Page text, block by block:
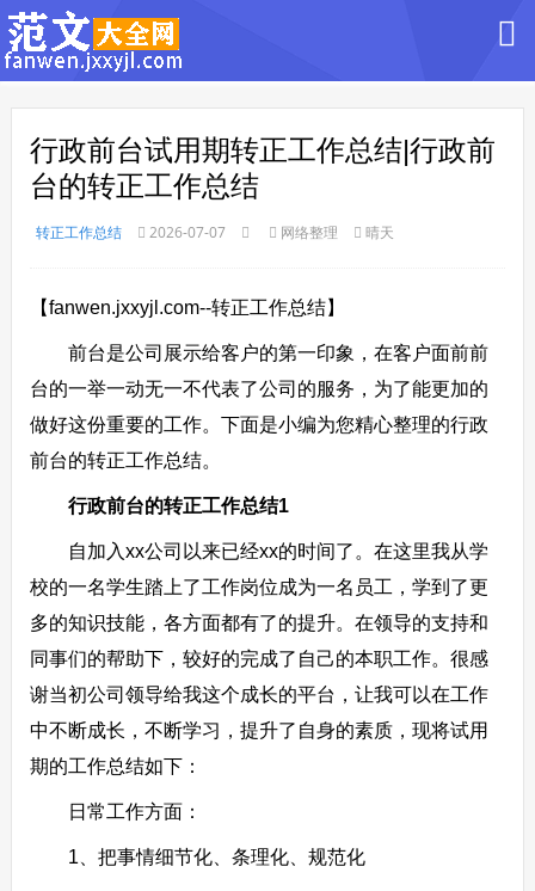
行政前台试用期转正工作总结|行政前
台的转正工作总结
转正工作总结 2026-07-07 网络整理 晴天
【fanwen.jxxyjl.com--转正工作总结】
前台是公司展示给客户的第一印象，在客户面前前
台的一举一动无一不代表了公司的服务，为了能更加的
做好这份重要的工作。下面是小编为您精心整理的行政
前台的转正工作总结。
行政前台的转正工作总结1
自加入xx公司以来已经xx的时间了。在这里我从学
校的一名学生踏上了工作岗位成为一名员工，学到了更
多的知识技能，各方面都有了的提升。在领导的支持和
同事们的帮助下，较好的完成了自己的本职工作。很感
谢当初公司领导给我这个成长的平台，让我可以在工作
中不断成长，不断学习，提升了自身的素质，现将试用
期的工作总结如下：
日常工作方面：
1、把事情细节化、条理化、规范化